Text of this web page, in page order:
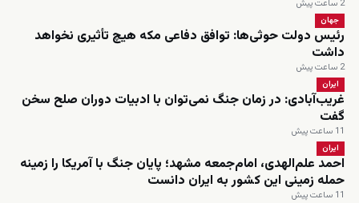
2 ساعت پیش
جهان
رئیس دولت حوثی‌ها: توافق دفاعی مکه هیچ تأثیری نخواهد
داشت
2 ساعت پیش
ایران
غریب‌آبادی: در زمان جنگ نمی‌توان با ادبیات دوران صلح سخن
گفت
11 ساعت پیش
ایران
احمد علم‌الهدی، امام‌جمعه مشهد؛ پایان جنگ با آمریکا را زمینه
حمله زمینی این کشور به ایران دانست
11 ساعت پیش